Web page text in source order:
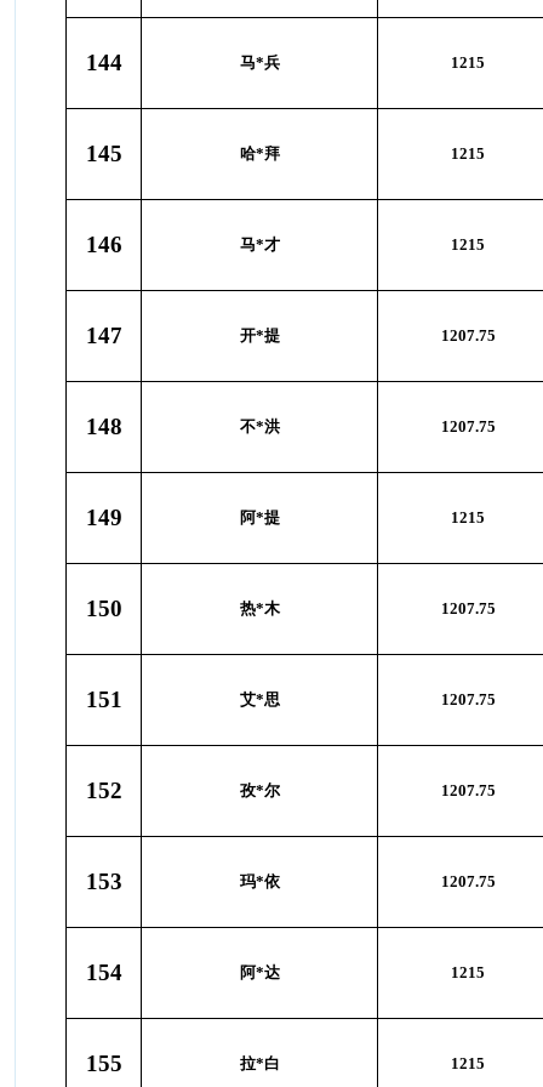
144 马*兵 1215
145 哈*拜 1215
146 马*才 1215
147 开*提 1207.75
148 不*洪 1207.75
149 阿*提 1215
150 热*木 1207.75
151 艾*思 1207.75
152 孜*尔 1207.75
153 玛*依 1207.75
154 阿*达 1215
155 拉*白 1215